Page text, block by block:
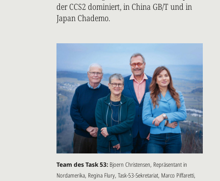
der CCS2 dominiert, in China GB/T und in
Japan Chademo.
Team des Task 53: Bjoern Christensen, Repräsentant in
Nordamerika, Regina Flury, Task-53-Sekretariat, Marco Piffaretti,